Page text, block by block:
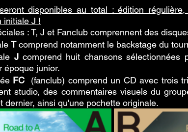
disponibles au total : édition
initiale J !
: T, J et Fanclub comprennent des
T comprend notamment le backstage du
J comprend huit chansons sélectionnées
époque junior.
FC
(fanclub) comprend un CD avec trois
studio, des commentaires visuels du
dernier, ainsi qu'une pochette originale.